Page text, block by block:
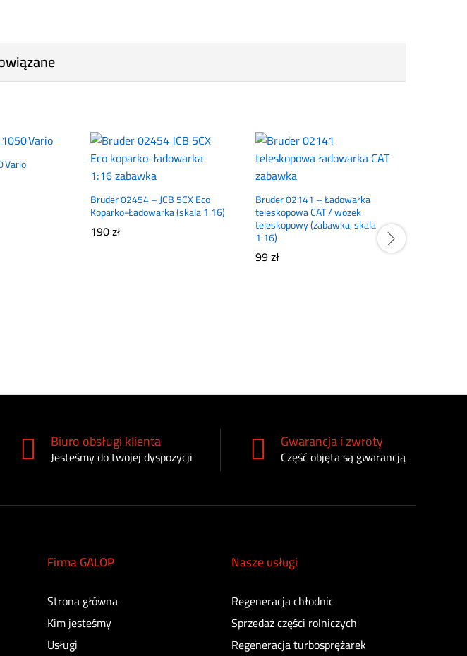
Vario
Bruder 02454 – JCB 5CX Eco
Koparko-Ładowarka (skala 1:16)
190zł
Bruder 02141 – Ładowarka
teleskopowa CAT / wózek
teleskopowy (zabawka, skala
1:16)
99zł
Biuro obsługi klienta
Jesteśmy do twojej dyspozycji
Gwarancja i zwroty
Część objęta są gwarancją
Firma GALOP
Strona główna
Kim jesteśmy
Usługi
Nasze usługi
Regeneracja chłodnic
Sprzedaż części rolniczych
Regeneracja turbosprężarek